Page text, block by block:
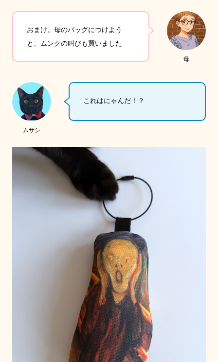
母
おまけ。母のバッグにつけよう
と、ムンクの叫びも買いました
ムサシ
これはにゃんだ！？